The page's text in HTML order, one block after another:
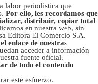
labor periodística que
Por ello, les recordamos que
distribuir, copiar total
en nuestra web, sin
Editora El Comercio S.A.
enlace de nuestras
acceder a información
fuente oficial.
de todo el contenido
este esfuerzo.